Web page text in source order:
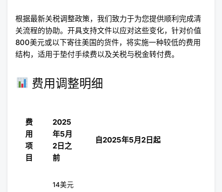
根据最新关税调整政策，我们致力于为您提供顺利完成清
关流程的协助。开具支持文件以应对这些变化，针对价值
800美元或以下寄往美国的货件，将实施一种较低的费用
结构，适用于垫付手续费以及关税与税金转付费。
费用调整明细
费
用
项
目
2025
年5月
2日之
前
自2025年5月2日起
14美元